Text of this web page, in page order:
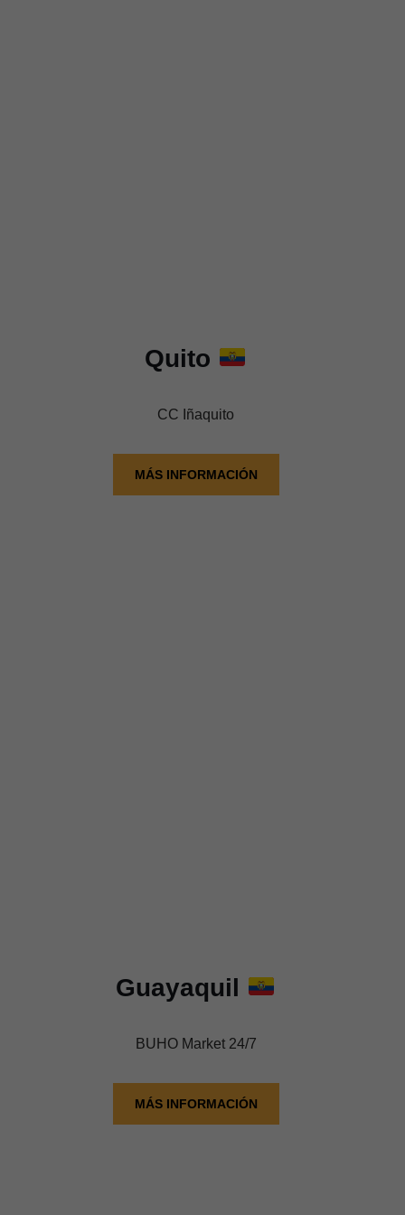
Quito
CC Iñaquito
MÁS INFORMACIÓN
Guayaquil
BUHO Market 24/7
MÁS INFORMACIÓN